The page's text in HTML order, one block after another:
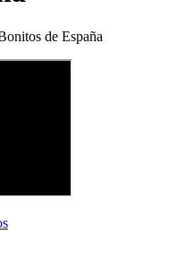
de España